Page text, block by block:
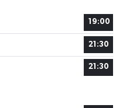
19:00
21:30
21:30